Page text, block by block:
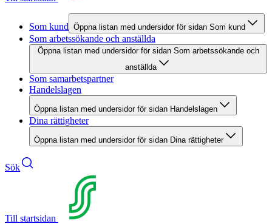
Som kund Öppna listan med undersidor för sidan Som kund
Som arbetssökande och anställda
Öppna listan med undersidor för sidan Som arbetssökande och
anställda
Som samarbetspartner
Handelslagen
Öppna listan med undersidor för sidan Handelslagen
Dina rättigheter
Öppna listan med undersidor för sidan Dina rättigheter
Sök
Till startsidan